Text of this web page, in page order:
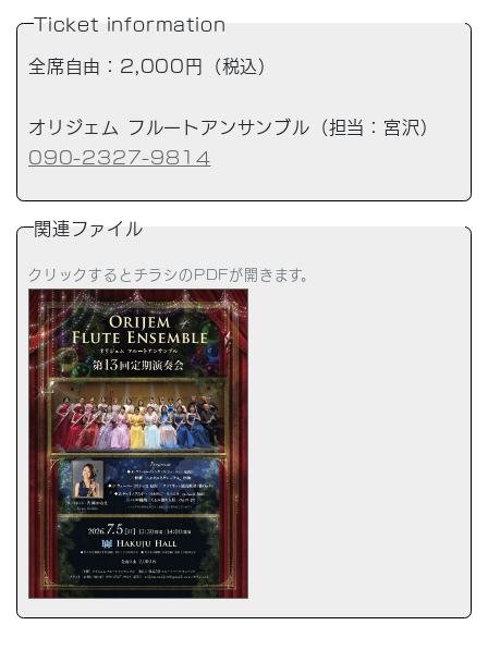
Ticket information
全席自由：2,000円（税込）
オリジェム フルートアンサンブル（担当：宮沢）
090-2327-9814
関連ファイル
クリックするとチラシのPDFが開きます。